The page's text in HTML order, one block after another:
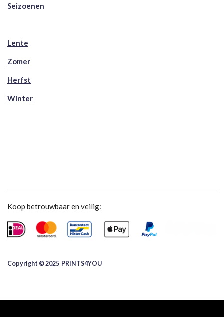
Seizoenen
Lente
Zomer
Herfst
Winter
Koop betrouwbaar en veilig:
Copyright © 2025 ​PRINTS4YOU